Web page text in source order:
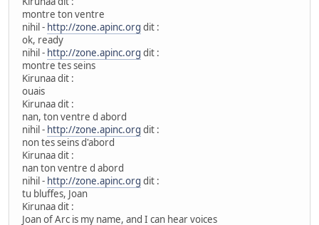
montre ton ventre
nihil - http://zone.apinc.org dit :
ok, ready
nihil - http://zone.apinc.org dit :
montre tes seins
Kirunaa dit :
ouais
Kirunaa dit :
nan, ton ventre d abord
nihil - http://zone.apinc.org dit :
non tes seins d'abord
Kirunaa dit :
nan ton ventre d abord
nihil - http://zone.apinc.org dit :
tu bluffes, Joan
Kirunaa dit :
Joan of Arc is my name, and I can hear voices